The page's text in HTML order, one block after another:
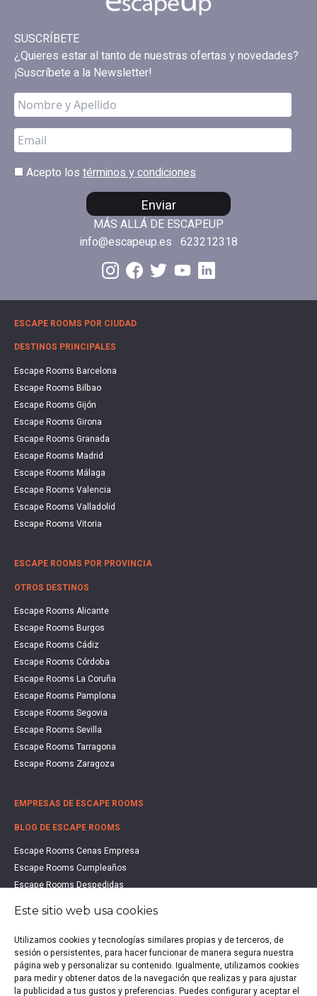
SUSCRÍBETE
¿Quieres estar al tanto de nuestras ofertas y novedades?
¡Suscríbete a la Newsletter!
Acepto los términos y condiciones
Enviar
MÁS ALLÁ DE ESCAPEUP
info@escapeup.es 623212318
ESCAPE ROOMS POR CIUDAD
DESTINOS PRINCIPALES
Escape Rooms Barcelona
Escape Rooms Bilbao
Escape Rooms Gijón
Escape Rooms Girona
Escape Rooms Granada
Escape Rooms Madrid
Escape Rooms Málaga
Escape Rooms Valencia
Escape Rooms Valladolid
Escape Rooms Vitoria
ESCAPE ROOMS POR PROVINCIA
OTROS DESTINOS
Escape Rooms Alicante
Escape Rooms Burgos
Escape Rooms Cádiz
Escape Rooms Córdoba
Escape Rooms La Coruña
Escape Rooms Pamplona
Escape Rooms Segovia
Escape Rooms Sevilla
Escape Rooms Tarragona
Escape Rooms Zaragoza
EMPRESAS DE ESCAPE ROOMS
BLOG DE ESCAPE ROOMS
Escape Rooms Cenas Empresa
Escape Rooms Cumpleaños
Escape Rooms Despedidas
Escape Rooms Halloween
Escape Rooms San Valentín
Estudio de Mercado Escape Rooms 2021
Qué es un Escape Room
Este sitio web usa cookies
Utilizamos cookies y tecnologías similares propias y de terceros, de
sesión o persistentes, para hacer funcionar de manera segura nuestra
página web y personalizar su contenido. Igualmente, utilizamos cookies
para medir y obtener datos de la navegación que realizas y para ajustar
la publicidad a tus gustos y preferencias. Puedes configurar y aceptar el